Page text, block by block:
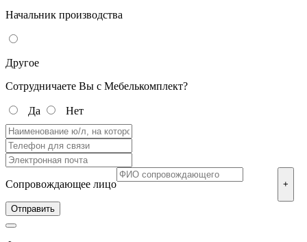
Начальник производства
Другое
Сотрудничаете Вы с Мебелькомплект?
Да Нет
Сопровождающее лицо +